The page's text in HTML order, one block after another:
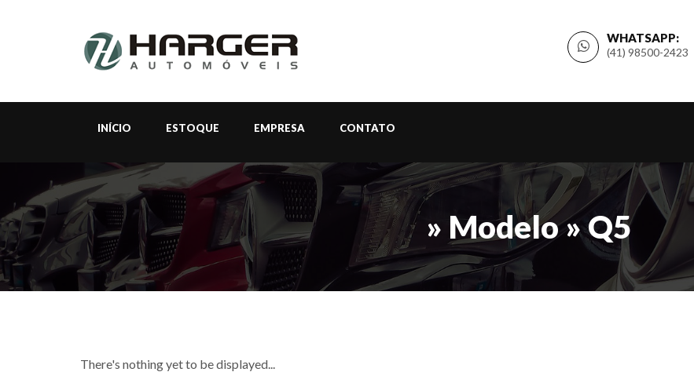
WHATSAPP:
(41) 98500-2423
INÍCIO ESTOQUE EMPRESA CONTATO
» Modelo » Q5
There's nothing yet to be displayed...